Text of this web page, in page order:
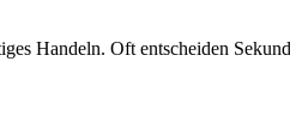
Handeln. Oft entscheiden